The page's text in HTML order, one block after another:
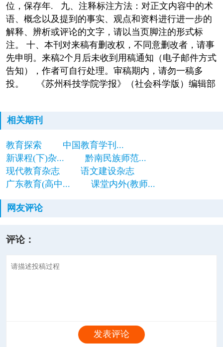
位，保存年. 九、注释标注方法：对正文内容中的术
语、概念以及提到的事实、观点和资料进行进一步的
解释、辨析或评论的文字，请以当页脚注的形式标
注。 十、本刊对来稿有删改权，不同意删改者，请事
先申明。来稿2个月后未收到用稿通知（电子邮件方式
告知），作者可自行处理。审稿期内，请勿一稿多
投。 《苏州科技学院学报》（社会科学版）编辑部
相关期刊
教育探索
中国教育学刊...
新课程(下)杂...
黔南民族师范...
现代教育杂志
语文建设杂志
广东教育(高中...
课堂内外(教师...
网友评论
评论：
发表评论